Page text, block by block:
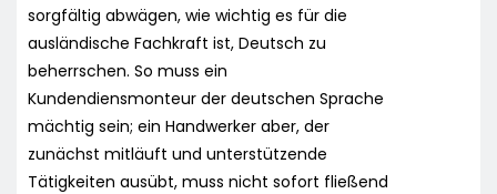
sorgfältig abwägen, wie wichtig es für die
ausländische Fachkraft ist, Deutsch zu
beherrschen. So muss ein
Kundendiensmonteur der deutschen Sprache
mächtig sein; ein Handwerker aber, der
zunächst mitläuft und unterstützende
Tätigkeiten ausübt, muss nicht sofort fließend